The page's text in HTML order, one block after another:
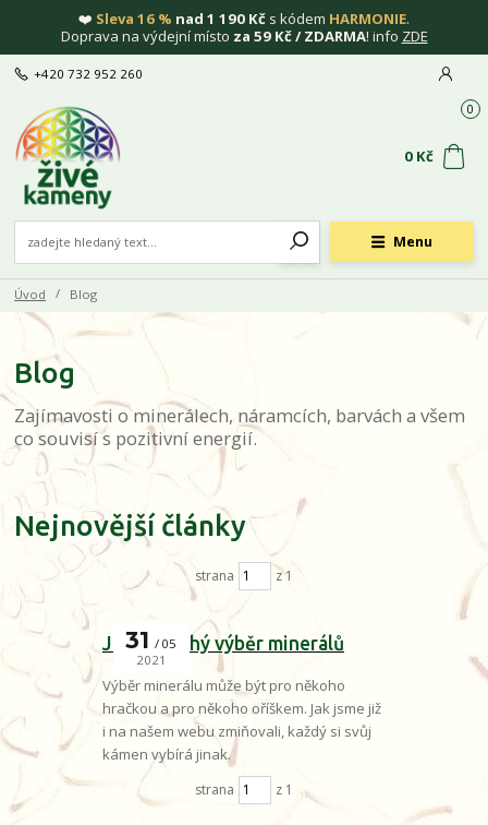
❤️ Sleva 16 % nad 1 190 Kč s kódem HARMONIE.
Doprava na výdejní místo za 59 Kč / ZDARMA! info ZDE
Menu
+420 732 952 260
0
0 Kč
Úvod Blog
Blog
Zajímavosti o minerálech, náramcích, barvách a všem
co souvisí s pozitivní energií.
Nejnovější články
strana z 1
Jednoduchý výběr minerálů
31
05
2021
Výběr minerálu může být pro někoho
hračkou a pro někoho oříškem. Jak jsme již
i na našem webu zmiňovali, každý si svůj
kámen vybírá jinak.
strana z 1